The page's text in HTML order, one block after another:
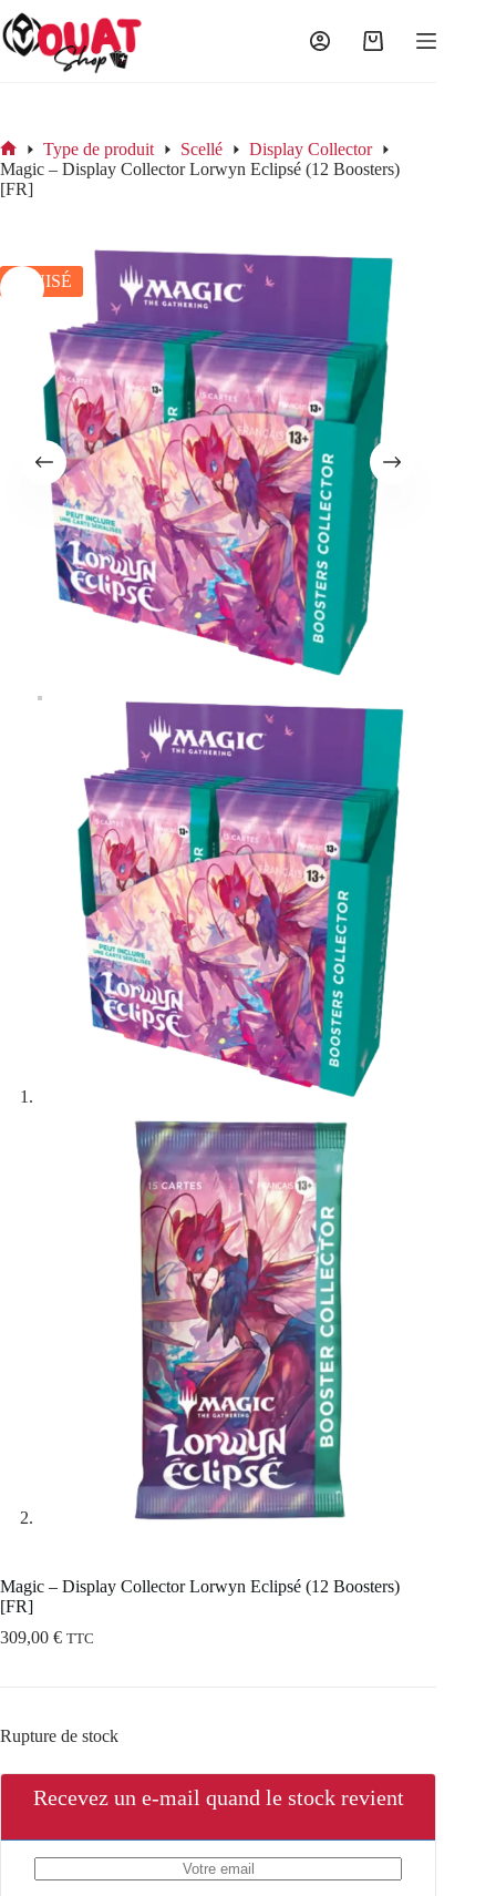
Passer
au
contenu
Panier
Accueil
Type de produit Scellé
Display Collector
Magic – Display Collector Lorwyn Eclipsé (12 Boosters)
[FR]
ÉPUISÉ
Magic – Display Collector Lorwyn Eclipsé (12 Boosters)
[FR]
309,00 € TTC
Rupture de stock
Recevez un e-mail quand le stock revient